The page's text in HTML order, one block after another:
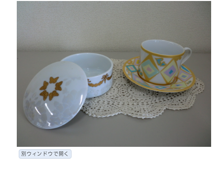
別ウィンドウで開く